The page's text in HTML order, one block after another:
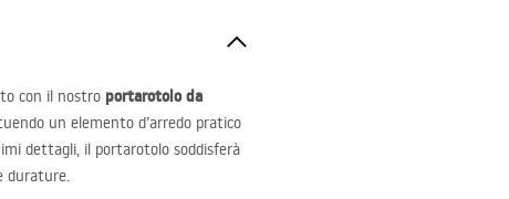
con il nostro portarotolo da
un elemento d’arredo pratico
dettagli, il portarotolo soddisferà
durature.